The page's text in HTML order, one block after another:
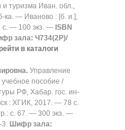
и туризма Иван. обл.,
ка. — Иваново : [б. и.],
с. — 100 экз. — ISBN
зала: Ч734(2Р)/
в каталоги
Управление
пособие /
РФ, Хабар. гос. ин-
: ХГИК, 2017. — 78 с.
с. 67. — 300 экз. —
3. Шифр зала: